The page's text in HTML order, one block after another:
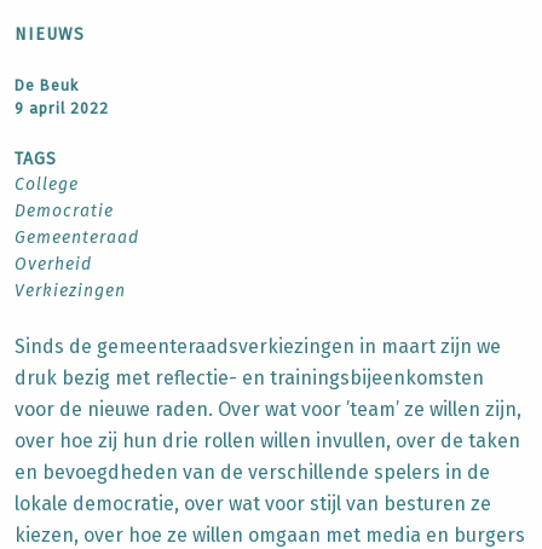
NIEUWS
De Beuk
9 april 2022
TAGS
College
Democratie
Gemeenteraad
Overheid
Verkiezingen
Sinds de gemeenteraadsverkiezingen in maart zijn we
druk bezig met reflectie- en trainingsbijeenkomsten
voor de nieuwe raden. Over wat voor ’team’ ze willen zijn,
over hoe zij hun drie rollen willen invullen, over de taken
en bevoegdheden van de verschillende spelers in de
lokale democratie, over wat voor stijl van besturen ze
kiezen, over hoe ze willen omgaan met media en burgers